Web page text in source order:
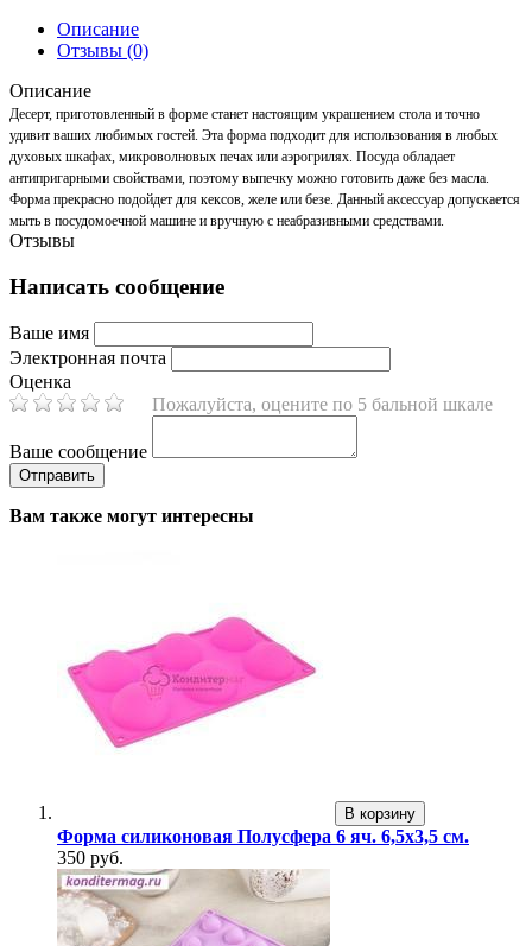
Описание
Отзывы (0)
Описание
Десерт, приготовленный в форме станет настоящим украшением стола и точно
удивит ваших любимых гостей. Эта форма подходит для использования в любых
духовых шкафах, микроволновых печах или аэрогрилях. Посуда обладает
антипригарными свойствами, поэтому выпечку можно готовить даже без масла.
Форма прекрасно подойдет для кексов, желе или безе. Данный аксессуар допускается
мыть в посудомоечной машине и вручную с неабразивными средствами.
Отзывы
Написать сообщение
Ваше имя
Электронная почта
Оценка
Пожалуйста, оцените по 5 бальной шкале
Ваше сообщение
Вам также могут интересны
В корзину
Форма силиконовая Полусфера 6 яч. 6,5х3,5 см.
350 руб.